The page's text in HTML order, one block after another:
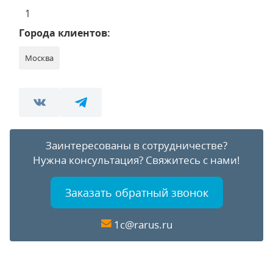
1
Города клиентов:
Москва
Заинтересованы в сотрудничестве?
Нужна консультация? Свяжитесь с нами!
Заказать обратный звонок
1c@rarus.ru